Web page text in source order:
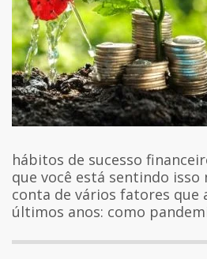
hábitos de sucesso
que você está sentindo
conta de vários fatores que
últimos anos: como